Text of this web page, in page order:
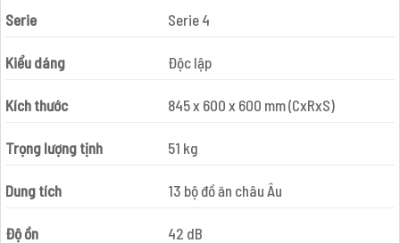
Serie Serie 4
Kiểu dáng Độc lập
Kích thước 845 x 600 x 600 mm (CxRxS)
Trọng lượng tịnh 51 kg
Dung tích 13 bộ đồ ăn châu Âu
Độ ồn 42 dB